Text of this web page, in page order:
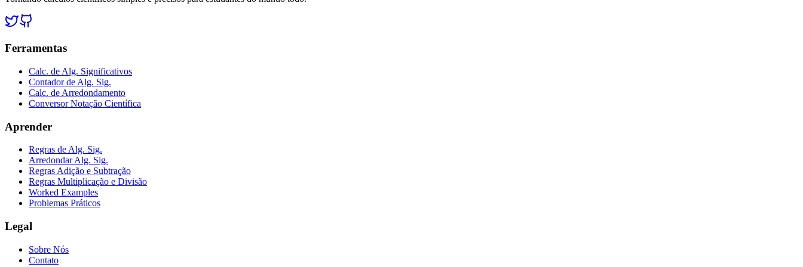
Ferramentas
Calc. de Alg. Significativos
Contador de Alg. Sig.
Calc. de Arredondamento
Conversor Notação Científica
Aprender
Regras de Alg. Sig.
Arredondar Alg. Sig.
Regras Adição e Subtração
Regras Multiplicação e Divisão
Worked Examples
Problemas Práticos
Legal
Sobre Nós
Contato